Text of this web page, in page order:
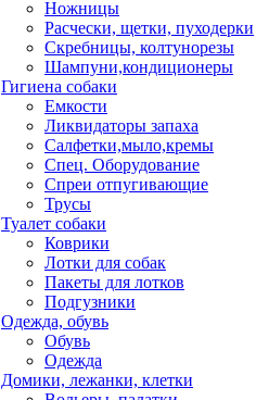
Ножницы
Расчески, щетки, пуходерки
Скребницы, колтунорезы
Шампуни,кондиционеры
Гигиена собаки
Емкости
Ликвидаторы запаха
Салфетки,мыло,кремы
Спец. Оборудование
Спреи отпугивающие
Трусы
Туалет собаки
Коврики
Лотки для собак
Пакеты для лотков
Подгузники
Одежда, обувь
Обувь
Одежда
Домики, лежанки, клетки